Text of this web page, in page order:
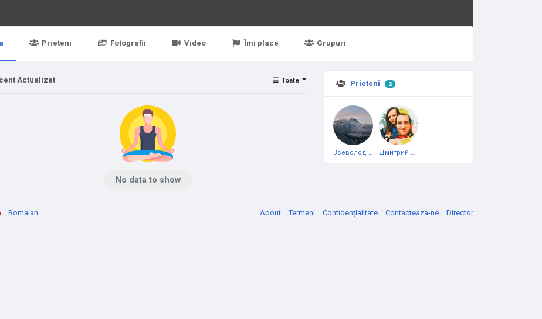
Prieteni Fotografii Video Îmi place Grupuri
Prieteni 2
Всеволод Капустин Дмитрий Чеботарёв
Actualizat Toate
No data to show
Romaian About Termeni Confidențialitate Contacteaza-ne Director